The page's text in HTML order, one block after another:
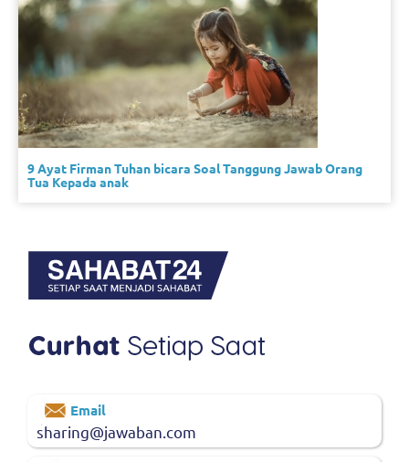
9 Ayat Firman Tuhan bicara Soal Tanggung Jawab Orang
Tua Kepada anak
Email
sharing@jawaban.com